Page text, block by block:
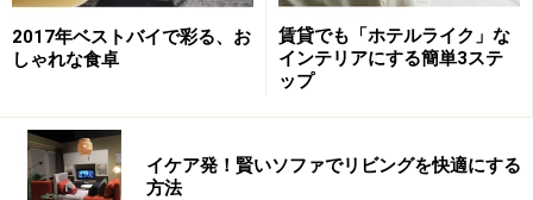
2017年ベストバイで彩る、お
しゃれな食卓
賃貸でも「ホテルライク」な
インテリアにする簡単3ステ
ップ
イケア発！賢いソファでリビングを快適にする
方法